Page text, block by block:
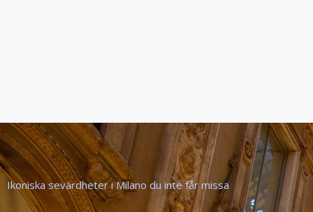
Ikoniska sevärdheter i Milano du inte får missa